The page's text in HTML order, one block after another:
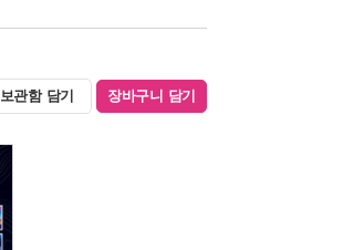
보관함 담기 장바구니 담기